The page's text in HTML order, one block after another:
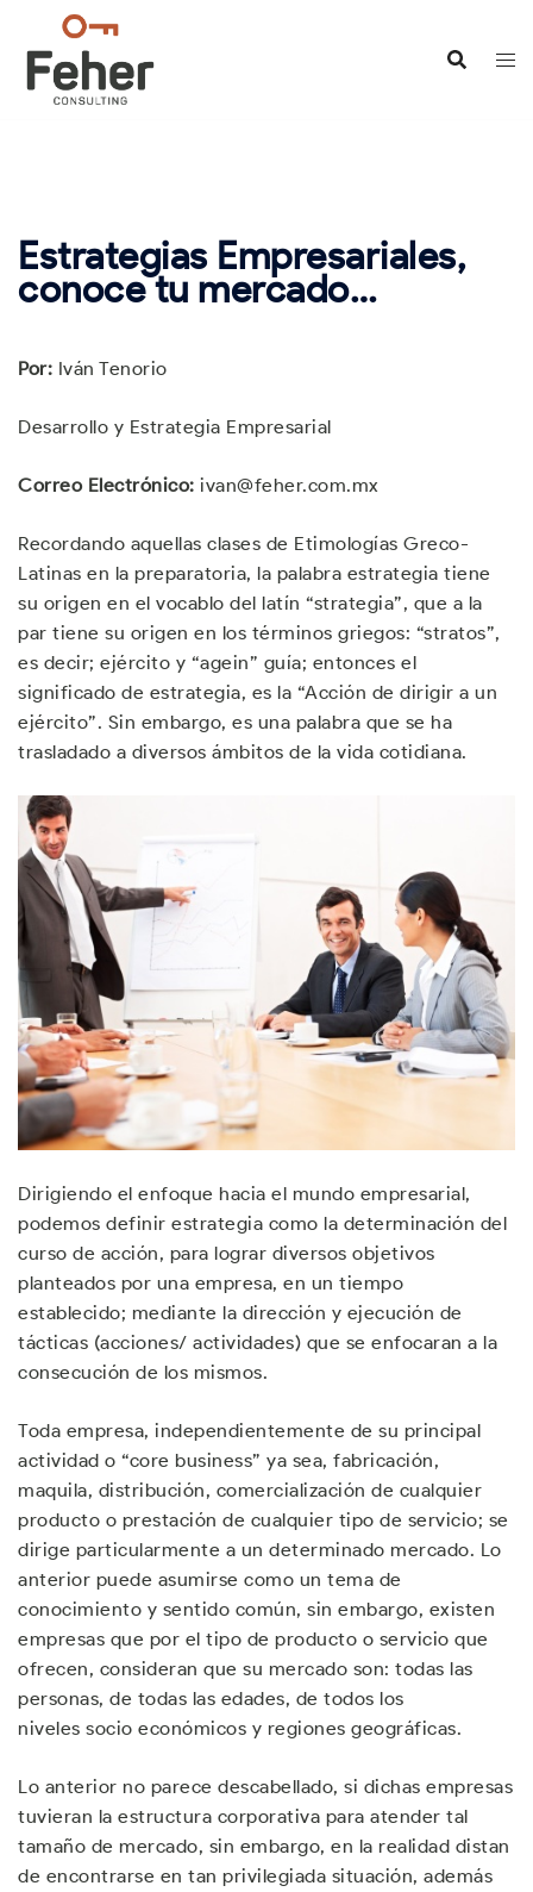
contenido
Estrategias Empresariales,
conoce tu mercado…
Por: Iván Tenorio
Desarrollo y Estrategia Empresarial
Correo Electrónico: ivan@feher.com.mx
Recordando aquellas clases de Etimologías Greco-
Latinas en la preparatoria, la palabra estrategia tiene
su origen en el vocablo del latín “strategia”, que a la
par tiene su origen en los términos griegos: “stratos”,
es decir; ejército y “agein” guía; entonces el
significado de estrategia, es la “Acción de dirigir a un
ejército”. Sin embargo, es una palabra que se ha
trasladado a diversos ámbitos de la vida cotidiana.
Dirigiendo el enfoque hacia el mundo empresarial,
podemos definir estrategia como la determinación del
curso de acción, para lograr diversos objetivos
planteados por una empresa, en un tiempo
establecido; mediante la dirección y ejecución de
tácticas (acciones/ actividades) que se enfocaran a la
consecución de los mismos.
Toda empresa, independientemente de su principal
actividad o “core business” ya sea, fabricación,
maquila, distribución, comercialización de cualquier
producto o prestación de cualquier tipo de servicio; se
dirige particularmente a un determinado mercado. Lo
anterior puede asumirse como un tema de
conocimiento y sentido común, sin embargo, existen
empresas que por el tipo de producto o servicio que
ofrecen, consideran que su mercado son: todas las
personas, de todas las edades, de todos los
niveles socio económicos y regiones geográficas.
Lo anterior no parece descabellado, si dichas empresas
tuvieran la estructura corporativa para atender tal
tamaño de mercado, sin embargo, en la realidad distan
de encontrarse en tan privilegiada situación, además